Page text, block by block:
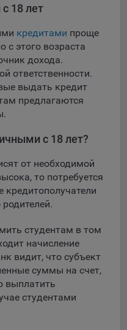
18 лет
кредитами проще
с этого возраста
дохода.
ответственности.
выдать кредит
предлагаются
с 18 лет?
от необходимой
то потребуется
кредитополучатели
студентам в том
начисление
видит, что субъект
суммы на счет,
выплатить
студентами